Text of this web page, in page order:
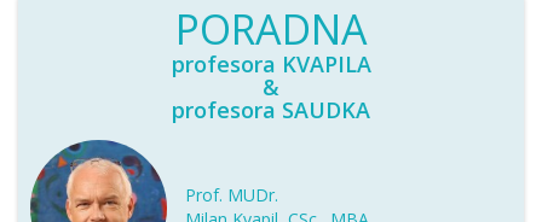
PORADNA
profesora KVAPILA
&
profesora SAUDKA
Prof. MUDr.